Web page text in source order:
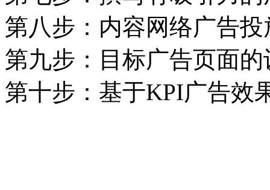
第八步：内容网络广告投
第九步：目标广告页面的
第十步：基于KPI广告效